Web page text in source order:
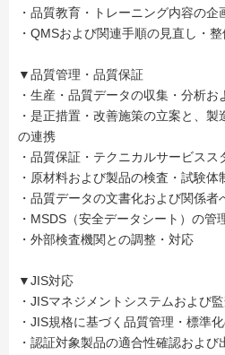
・品質教育・トレーニング内容の企
・QMSおよび関連手順の見直し・整
▼品質管理・品質保証
・生産・品質データの収集・分析お
・是正措置・改善施策の立案と、
の連携
・品質保証・テクニカルサービスス
・原材料および製品の検査・試験体
・品質データの文書化および関係者
・MSDS（安全データシート）の管
・外部検査機関との調整・対応
▼JIS対応
・JISマネジメントシステムおよび
・JIS規格に基づく品質管理・標準
・認証対象製品の適合性確認および